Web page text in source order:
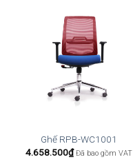
Ghế RPB-WC1001
4.658.500₫ Đã bao gồm VAT